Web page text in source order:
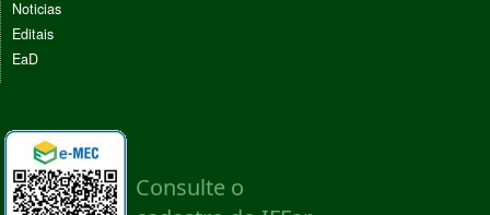
Noticias
Editais
EaD